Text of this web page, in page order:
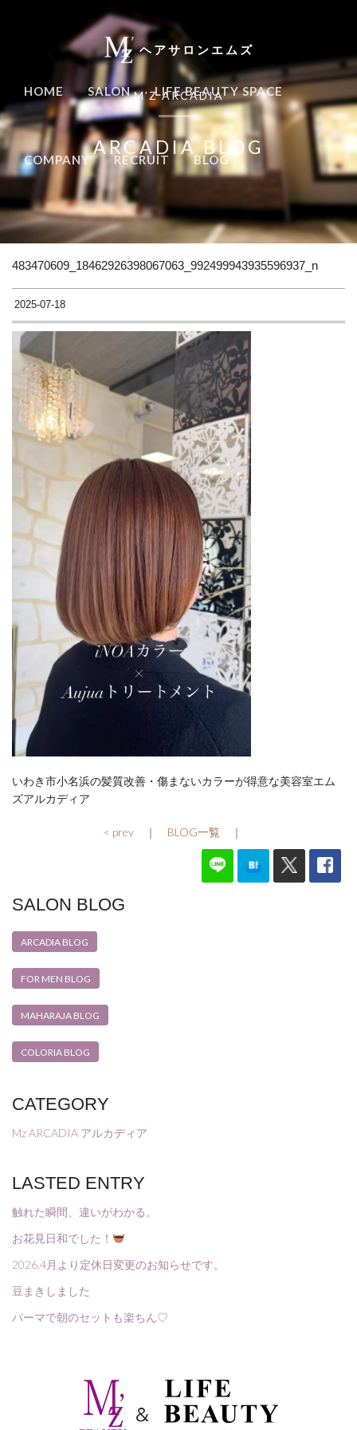
ヘアサロンエムズ
HOME SALON LIFE BEAUTY SPACE
COMPANY RECRUIT BLOG
M'Z ARCADIA
ARCADIA BLOG
483470609_18462926398067063_992499943935596937_n
2025-07-18
いわき市小名浜の髪質改善・傷まないカラーが得意な美容室エム
ズアルカディア
< prev ｜ BLOG一覧 ｜
SALON BLOG
ARCADIA BLOG
FOR MEN BLOG
MAHARAJA BLOG
COLORIA BLOG
CATEGORY
Mz ARCADIA アルカディア
LASTED ENTRY
触れた瞬間、違いがわかる。
お花見日和でした！
2026.4月より定休日変更のお知らせです。
豆まきしました
パーマで朝のセットも楽ちん♡